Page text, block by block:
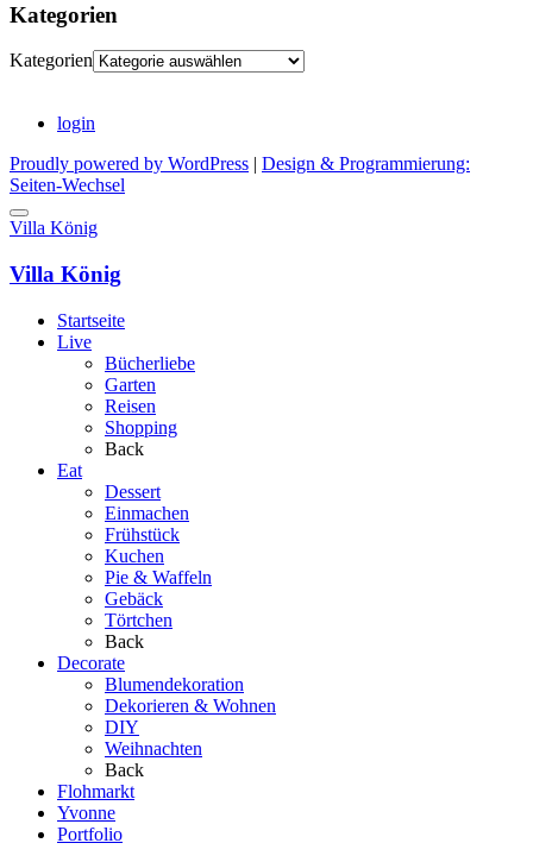
Kategorien
Kategorien
login
Proudly powered by WordPress
Design & Programmierung:
Seiten-Wechsel
Villa König
Villa König
Startseite
Live
Bücherliebe
Garten
Reisen
Shopping
Back
Eat
Dessert
Einmachen
Frühstück
Kuchen
Pie & Waffeln
Gebäck
Törtchen
Back
Decorate
Blumendekoration
Dekorieren & Wohnen
DIY
Weihnachten
Back
Flohmarkt
Yvonne
Portfolio